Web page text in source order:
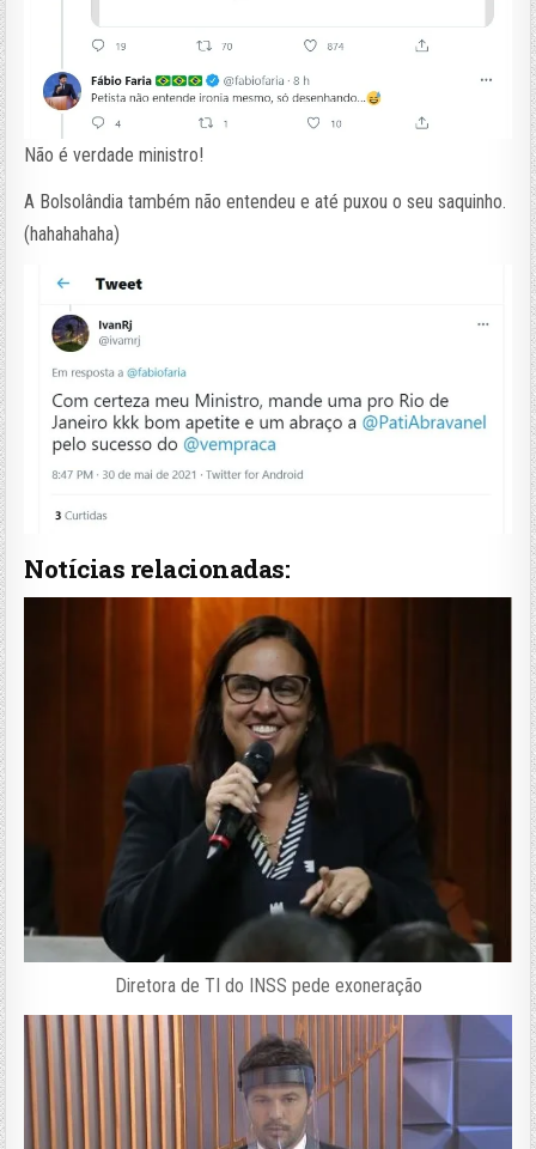
Não é verdade ministro!
A Bolsolândia também não entendeu e até puxou o seu saquinho.
(hahahahaha)
Notícias relacionadas:
Diretora de TI do INSS pede exoneração